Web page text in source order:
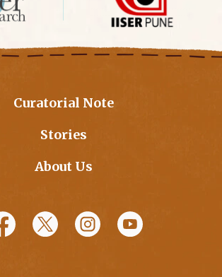
Curatorial Note
Stories
About Us